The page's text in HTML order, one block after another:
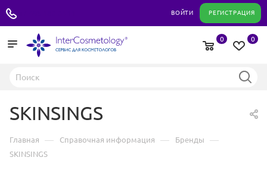
ВОЙТИ РЕГИСТРАЦИЯ
0
0
SKINSINGS
Главная — Справочная информация — Бренды —
SKINSINGS